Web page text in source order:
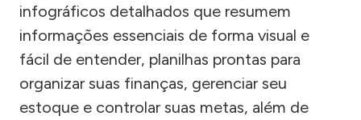
infográficos detalhados que resumem
informações essenciais de forma visual e
fácil de entender, planilhas prontas para
organizar suas finanças, gerenciar seu
estoque e controlar suas metas, além de